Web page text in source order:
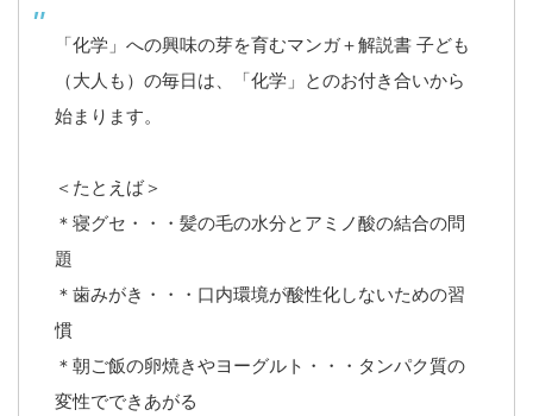
「化学」への興味の芽を育むマンガ＋解説書 子ども
（大人も）の毎日は、「化学」とのお付き合いから
始まります。
＜たとえば＞
＊寝グセ・・・髪の毛の水分とアミノ酸の結合の問
題
＊歯みがき・・・口内環境が酸性化しないための習
慣
＊朝ご飯の卵焼きやヨーグルト・・・タンパク質の
変性でできあがる